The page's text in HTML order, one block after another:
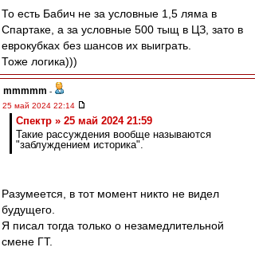
То есть Бабич не за условные 1,5 ляма в
Спартаке, а за условные 500 тыщ в ЦЗ, зато в
еврокубках без шансов их выиграть.
Тоже логика)))
mmmmm -
25 май 2024 22:14
Спектр » 25 май 2024 21:59
Такие рассуждения вообще называются
"заблуждением историка".
Разумеется, в тот момент никто не видел
будущего.
Я писал тогда только о незамедлительной
смене ГТ.